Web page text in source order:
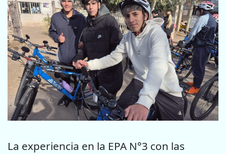
La experiencia en la EPA N°3 con las